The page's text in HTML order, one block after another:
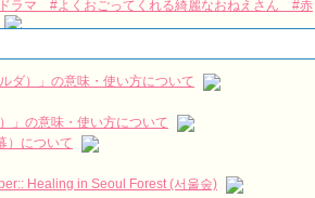
マ #よくおごってくれる綺麗なおねえさん #赤
当の… NEW!
”
진 언니&#39; (ft. 도여니의 학창시절) | 편 먹고 갈래
ダ）」の意味・使い方について
」の意味・使い方について
）について
Healing in Seoul Forest (서울숲)